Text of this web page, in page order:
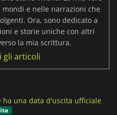
e nelle narrazioni che
Ora, sono dedicato a
e storie uniche con altri
la mia scrittura.
gli articoli
ha una data d'uscita ufficiale